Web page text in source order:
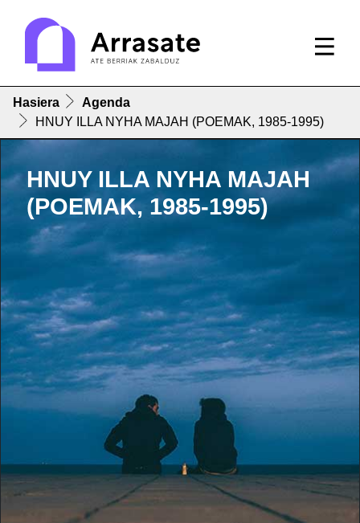
Hasiera
Agenda
HNUY ILLA NYHA MAJAH (POEMAK, 1985-1995)
HNUY ILLA NYHA MAJAH
(POEMAK, 1985-1995)